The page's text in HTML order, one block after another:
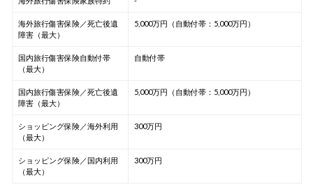
海外旅行傷害保険／死亡後遺
障害（最大）
5,000万円（自動付帯：5,000万円）
国内旅行傷害保険自動付帯
（最大）
自動付帯
国内旅行傷害保険／死亡後遺
障害（最大）
5,000万円（自動付帯：5,000万円）
ショッピング保険／海外利用
（最大）
300万円
ショッピング保険／国内利用
（最大）
300万円